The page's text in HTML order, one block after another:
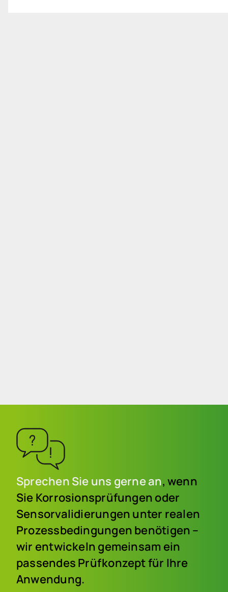
Sprechen Sie uns gerne an, wenn
Sie Korrosionsprüfungen oder
Sensorvalidierungen unter realen
Prozessbedingungen benötigen –
wir entwickeln gemeinsam ein
passendes Prüfkonzept für Ihre
Anwendung.